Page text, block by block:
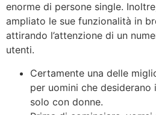
enorme di persone single.
ampliato le sue funzionalità in
attirando l’attenzione di un
utenti.
Certamente una delle
per uomini che
solo con donne.